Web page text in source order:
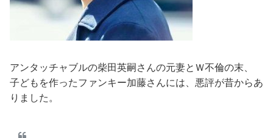
アンタッチャブルの柴田英嗣さんの元妻とＷ不倫の末、
子どもを作ったファンキー加藤さんには、悪評が昔からあ
りました。